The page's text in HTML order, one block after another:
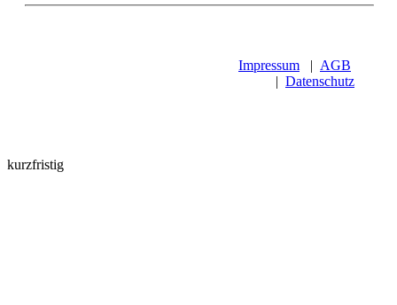
Impressum | AGB
| Datenschutz
kurzfristig